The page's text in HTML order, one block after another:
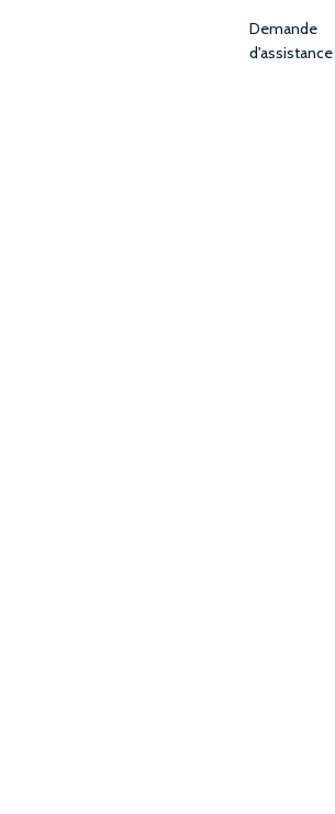
Demande
d'assistance